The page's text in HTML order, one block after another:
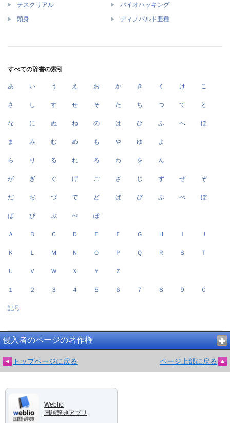
テスクリアル バイオハッキング
頭身 ディノバルド亜種
すべての辞書の索引
あ い う え お か き く け こ
さ し す せ そ た ち つ て と
な に ぬ ね の は ひ ふ へ ほ
ま み む め も や ゆ よ
ら り る れ ろ わ を ん
が ぎ ぐ げ ご ざ じ ず ぜ ぞ
だ ぢ づ で ど ば び ぶ べ ぼ
ぱ ぴ ぷ ぺ ぽ
Ａ Ｂ Ｃ Ｄ Ｅ Ｆ Ｇ Ｈ Ｉ Ｊ
Ｋ Ｌ Ｍ Ｎ Ｏ Ｐ Ｑ Ｒ Ｓ Ｔ
Ｕ Ｖ Ｗ Ｘ Ｙ Ｚ
１ ２ ３ ４ ５ ６ ７ ８ ９ ０
記号
侵入者のページの著作権
トップページに戻る ページ上部に戻る
Weblio
国語辞典アプリ